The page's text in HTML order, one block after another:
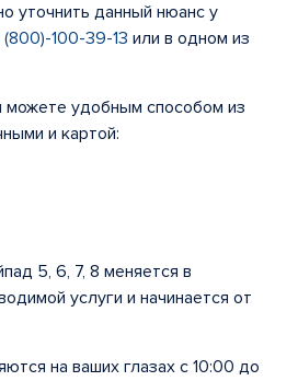
уточнить данный нюанс у
(800)-100-39-13 или в одном из
удобным способом из
и картой:
5, 6, 7, 8 меняется в
услуги и начинается от
на ваших глазах с 10:00 до